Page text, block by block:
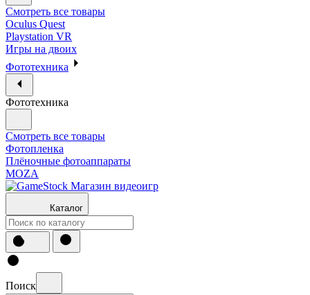
Смотреть все товары
Oculus Quest
Playstation VR
Игры на двоих
Фототехника
Фототехника
Смотреть все товары
Фотопленка
Плёночные фотоаппараты
MOZA
Каталог
Поиск